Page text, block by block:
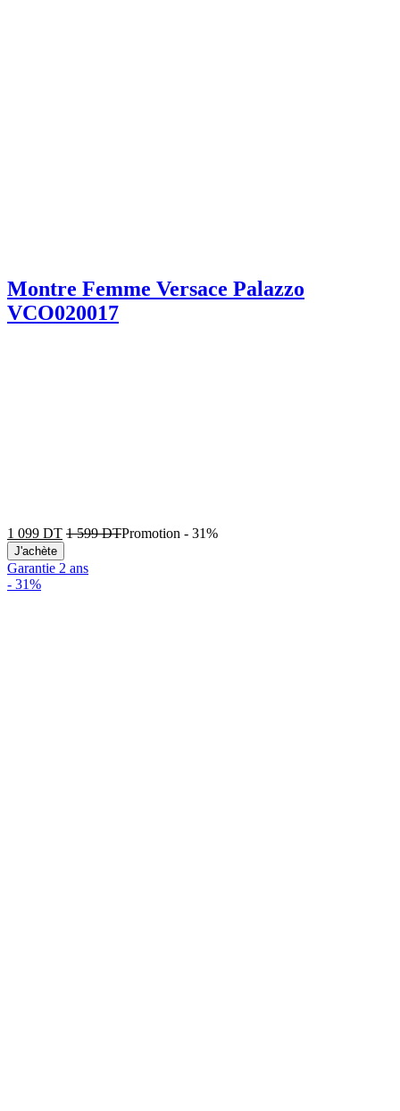
Montre Femme Versace Palazzo
VCO020017
1 099 DT 1 599DTPromotion - 31%
J'achète
Garantie 2 ans
- 31%